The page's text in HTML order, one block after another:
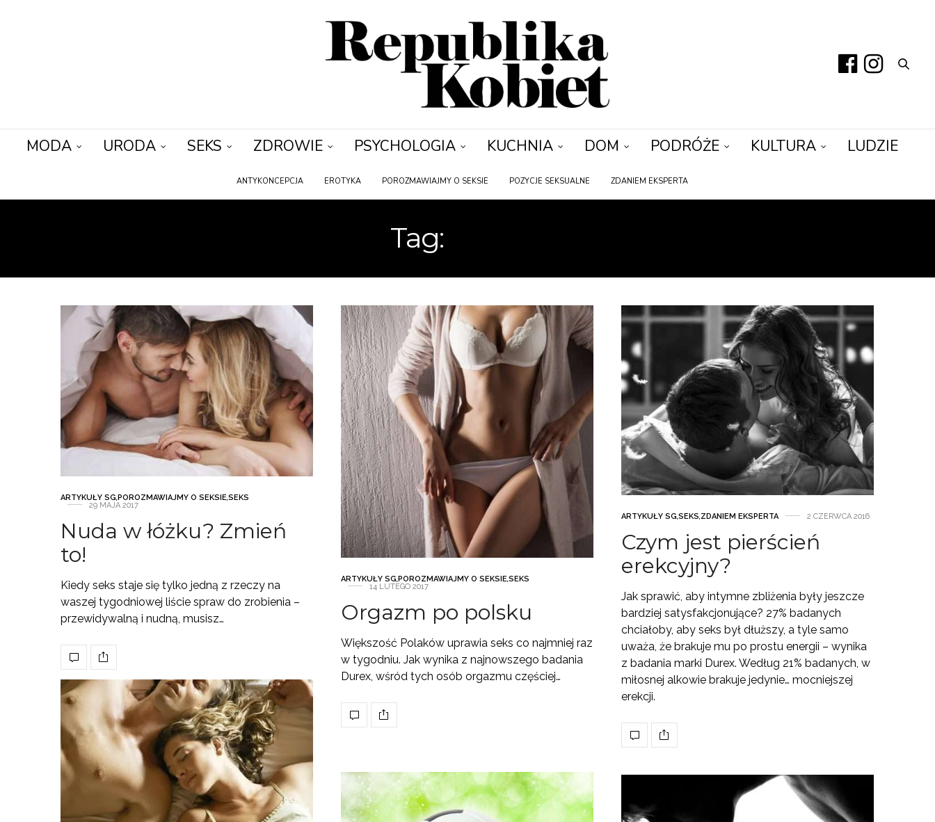
MODA URODA SEKS ZDROWIE PSYCHOLOGIA KUCHNIA DOM PODRÓŻE KULTURA LUDZIE
ANTYKONCEPCJA EROTYKA POROZMAWIAJMY O SEKSIE POZYCJE SEKSUALNE ZDANIEM EKSPERTA
Tag:
ARTYKUŁY SG,POROZMAWIAJMY O SEKSIE,SEKS
29 MAJA 2017
Nuda w łóżku? Zmień
to!
Kiedy seks staje się tylko jedną z rzeczy na
waszej tygodniowej liście spraw do zrobienia –
przewidywalną i nudną, musisz…
ARTYKUŁY SG,POROZMAWIAJMY O SEKSIE,SEKS
14 LUTEGO 2017
Orgazm po polsku
Większość Polaków uprawia seks co najmniej raz
w tygodniu. Jak wynika z najnowszego badania
Durex, wśród tych osób orgazmu częściej…
ARTYKUŁY SG SEKS ZDANIEM EKSPERTA 2 CZERWCA 2016
Czym jest pierścień
erekcyjny?
Jak sprawić, aby intymne zbliżenia były jeszcze
bardziej satysfakcjonujące? 27% badanych
chciałoby, aby seks był dłuższy, a tyle samo
uważa, że brakuje mu po prostu energii – wynika
z badania marki Durex. Według 21% badanych, w
miłosnej alkowie brakuje jedynie… mocniejszej
erekcji.